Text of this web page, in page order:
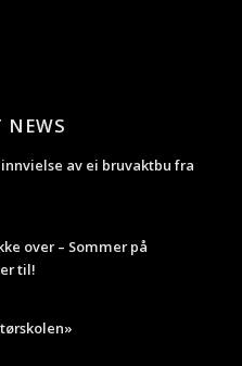
NEWS
av ei bruvaktbu fra
over – Sommer på
til!